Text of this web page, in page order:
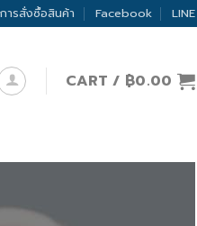
ารสั่งซื้อสินค้า Facebook LINE
CART / ฿0.00